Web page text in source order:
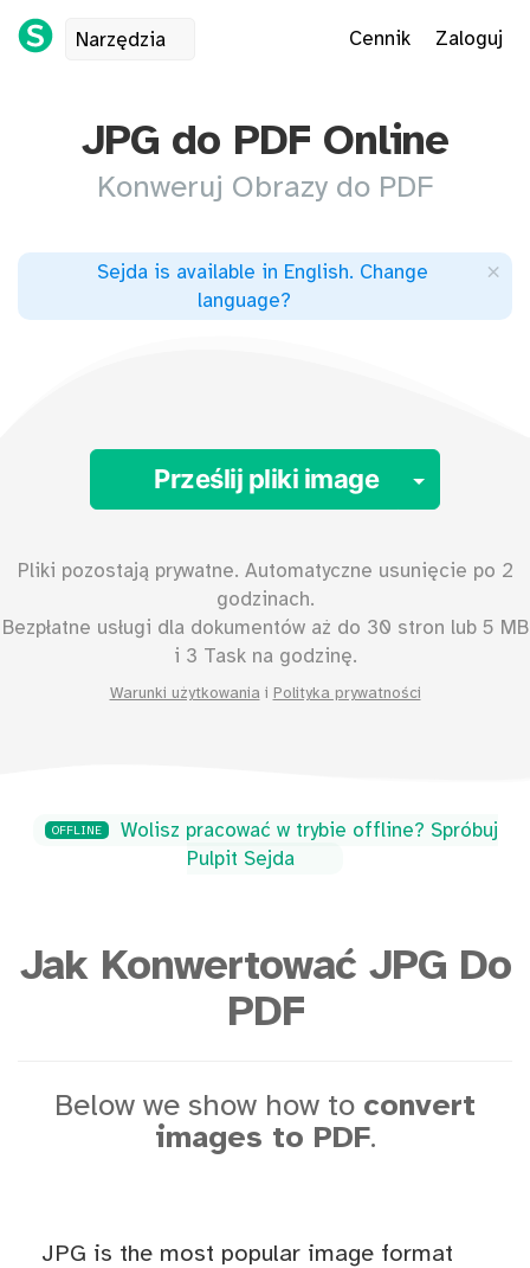
Narzędzia Cennik Zaloguj
JPG do PDF Online
Konweruj Obrazy do PDF
Sejda is available in English. Change
language?
×
Prześlij pliki image Toggle
Pliki pozostają prywatne. Automatyczne usunięcie po 2
godzinach.
Bezpłatne usługi dla dokumentów aż do 30 stron lub 5 MB
i 3 Task na godzinę.
Warunki użytkowania i Polityka prywatności
OFFLINE
Wolisz pracować w trybie offline? Spróbuj
Pulpit Sejda
Jak Konwertować JPG Do
PDF
Below we show how to convert
images to PDF.
JPG is the most popular image format